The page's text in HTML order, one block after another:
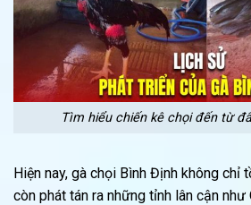
Tìm hiểu chiến kê chọi đến từ
Hiện nay, gà chọi Bình Định không chỉ
còn phát tán ra những tỉnh lân cận như